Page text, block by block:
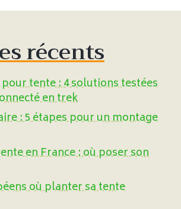
récents
tente : 4 solutions testées
en trek
: 5 étapes pour un montage
en France : où poser son
où planter sa tente